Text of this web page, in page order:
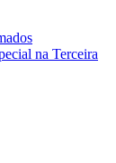
na Terceira